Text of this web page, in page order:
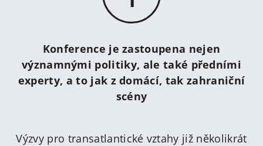
Konference je zastoupena nejen
významnými politiky, ale také předními
experty, a to jak z domácí, tak zahraniční
scény
Výzvy pro transatlantické vztahy již několikrát